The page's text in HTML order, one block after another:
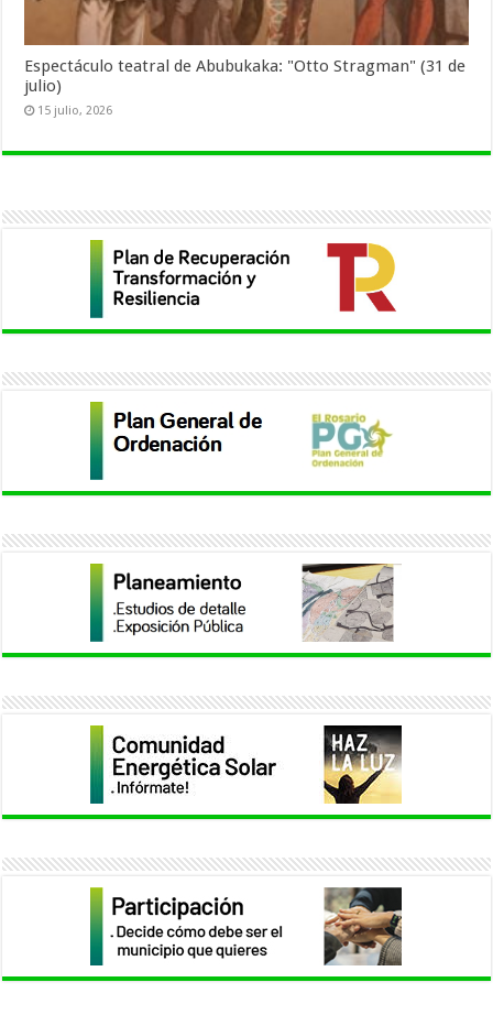
Espectáculo teatral de Abubukaka: "Otto Stragman" (31 de
julio)
15 julio, 2026